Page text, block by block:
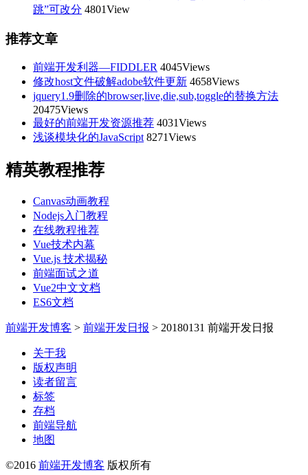
跳”可改分 4801View
推荐文章
前端开发利器—FIDDLER 4045Views
修改host文件破解adobe软件更新 4658Views
jquery1.9删除的browser,live,die,sub,toggle的替换方法
20475Views
最好的前端开发资源推荐 4031Views
浅谈模块化的JavaScript 8271Views
精英教程推荐
Canvas动画教程
Nodejs入门教程
在线教程推荐
Vue技术内幕
Vue.js 技术揭秘
前端面试之道
Vue2中文文档
ES6文档
前端开发博客 > 前端开发日报 > 20180131 前端开发日报
关于我
版权声明
读者留言
标签
存档
前端导航
地图
©2016 前端开发博客 版权所有